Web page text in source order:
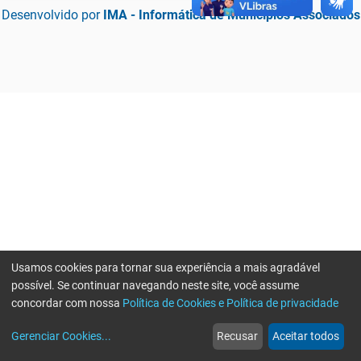
Desenvolvido por IMA - Informática de Municípios Associados
web
Notícias
more_horiz
Mais
Usamos cookies para tornar sua experiência a mais agradável
possível. Se continuar navegando neste site, você assume
concordar com nossa Política de Cookies e Política de privacidade
Gerenciar Cookies... Recusar Aceitar todos
Erro ao enviar informações, por favor tente novamente